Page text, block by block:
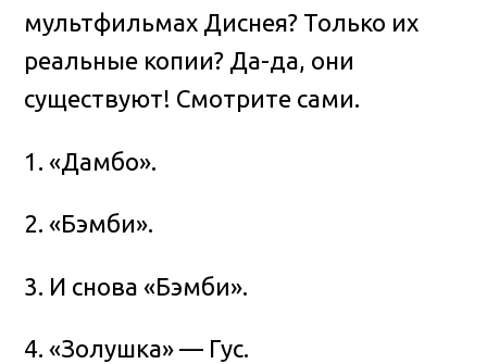
мультфильмах Диснея? Только их
реальные копии? Да-да, они
существуют! Смотрите сами.
1. «Дамбо».
2. «Бэмби».
3. И снова «Бэмби».
4. «Золушка» — Гус.